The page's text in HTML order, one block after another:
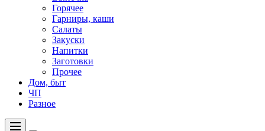
Горячее
Гарниры, каши
Салаты
Закуски
Напитки
Заготовки
Прочее
Дом, быт
ЧП
Разное
Меню